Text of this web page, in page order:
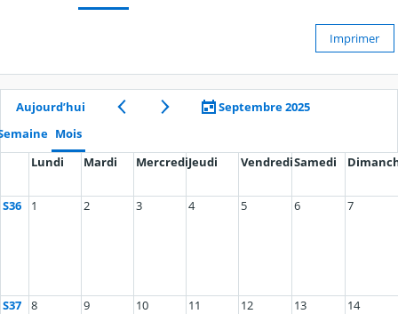
Imprimer
Aujourd’hui
Septembre 2025
Mois
Lundi
Mardi MercrediJeudi VendrediSamedi
S36 1 2 3 4 5 6 7
S37 8 9 10 11 12 13 14